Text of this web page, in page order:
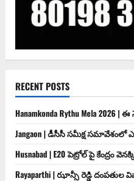
RECENT POSTS
Hanamkonda Rythu Mela 2026 |
Jangaon | డీసీసీ సమీక్ష సమావేశంలో
Husnabad | E20 పెట్రోల్ పై కేంద్రం
Rayaparthi | ఝాన్సీ రెడ్డి దంపతుల